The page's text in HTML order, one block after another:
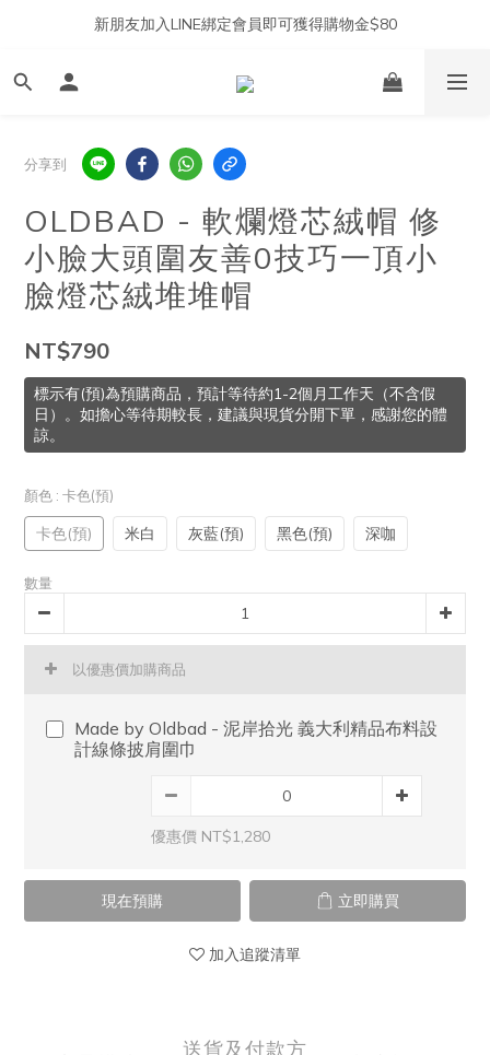
新朋友加入LINE綁定會員即可獲得購物金$80
分享到
OLDBAD - 軟爛燈芯絨帽 修
小臉大頭圍友善0技巧一頂小
臉燈芯絨堆堆帽
NT$790
標示有(預)為預購商品，預計等待約1-2個月工作天（不含假
日）。如擔心等待期較長，建議與現貨分開下單，感謝您的體
諒。
顏色 : 卡色(預)
卡色(預) 米白 灰藍(預) 黑色(預) 深咖
數量
以優惠價加購商品
Made by Oldbad - 泥岸拾光 義大利精品布料設
計線條披肩圍巾
優惠價 NT$1,280
現在預購 立即購買
加入追蹤清單
送貨及付款方